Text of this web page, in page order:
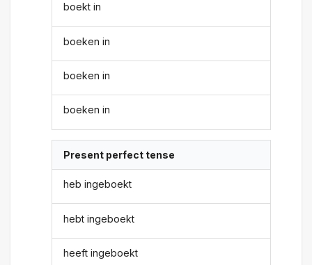
boekt in
boeken in
boeken in
boeken in
Present perfect tense
heb ingeboekt
hebt ingeboekt
heeft ingeboekt